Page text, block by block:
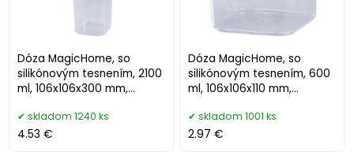
Dóza MagicHome, so
silikónovým tesnením, 2100
ml, 106x106x300 mm,
skladom 1240 ks
4.53 €
Dóza MagicHome, so
silikónovým tesnením, 600
ml, 106x106x110 mm,
skladom 1001 ks
2.97 €